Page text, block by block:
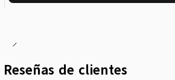
Reseñas de clientes